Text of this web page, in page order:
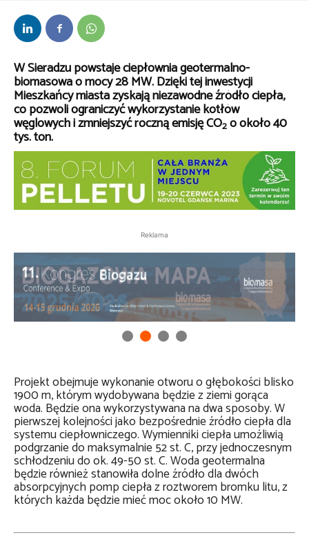
W Sieradzu powstaje ciepłownia geotermalno-
biomasowa o mocy 28 MW. Dzięki tej inwestycji
Mieszkańcy miasta zyskają niezawodne źródło ciepła,
co pozwoli ograniczyć wykorzystanie kotłów
węglowych i zmniejszyć roczną emisję CO2o około 40
tys. ton.
Reklama
Projekt obejmuje wykonanie otworu o głębokości blisko
1900 m, którym wydobywana będzie z ziemi gorąca
woda. Będzie ona wykorzystywana na dwa sposoby. W
pierwszej kolejności jako bezpośrednie źródło ciepła dla
systemu ciepłowniczego. Wymienniki ciepła umożliwią
podgrzanie do maksymalnie 52 st. C, przy jednoczesnym
schłodzeniu do ok. 49-50 st. C. Woda geotermalna
będzie również stanowiła dolne źródło dla dwóch
absorpcyjnych pomp ciepła z roztworem bromku litu, z
których każda będzie mieć moc około 10 MW.